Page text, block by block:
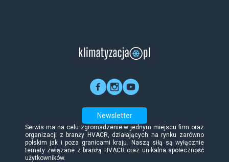
Newsletter
Serwis ma na celu zgromadzenie w jednym miejscu firm oraz
organizacji z branży HVACR, działających na rynku zarówno
polskim jak i poza granicami kraju. Naszą siłą są wyłącznie
tematy związane z branżą HVACR oraz unikalna społeczność
użytkowników.